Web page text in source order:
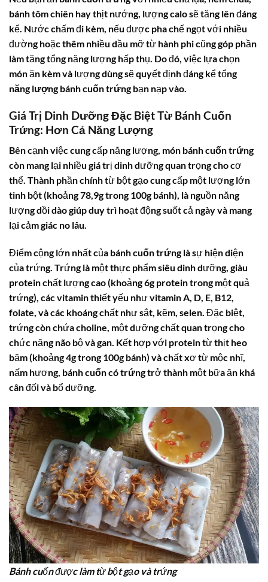
bánh tôm chiên hay thịt nướng, lượng calo sẽ tăng lên đáng
kể. Nước chấm đi kèm, nếu được pha chế ngọt với nhiều
đường hoặc thêm nhiều dầu mỡ từ hành phi cũng góp phần
làm tăng tổng năng lượng hấp thụ. Do đó, việc lựa chọn
món ăn kèm và lượng dùng sẽ quyết định đáng kể tổng
năng lượng bánh cuốn trứngbạn nạp vào.
Giá Trị Dinh Dưỡng Đặc Biệt Từ Bánh Cuốn
Trứng: Hơn Cả Năng Lượng
Bên cạnh việc cung cấp năng lượng, món bánh cuốn trứng
còn mang lại nhiều giá trị dinh dưỡng quan trọng cho cơ
thể. Thành phần chính từ bột gạo cung cấp một lượng lớn
tinh bột (khoảng 78,9g trong 100g bánh), là nguồn năng
lượng dồi dào giúp duy trì hoạt động suốt cả ngày và mang
lại cảm giác no lâu.
Điểm cộng lớn nhất của bánh cuốn trứnglà sự hiện diện
của trứng. Trứng là một thực phẩm siêu dinh dưỡng, giàu
protein chất lượng cao (khoảng 6g protein trong một quả
trứng), các vitamin thiết yếu như vitamin A, D, E, B12,
folate, và các khoáng chất như sắt, kẽm, selen. Đặc biệt,
trứng còn chứa choline, một dưỡng chất quan trọng cho
chức năng não bộ và gan. Kết hợp với protein từ thịt heo
băm (khoảng 4g trong 100g bánh) và chất xơ từ mộc nhĩ,
nấm hương, bánh cuốn có trứngtrở thành một bữa ăn khá
cân đối và bổ dưỡng.
Bánh cuốn được làm từ bột gạo và trứng